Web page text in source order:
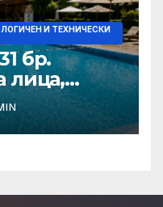
И ТЕХНИЧЕСКИ
бр.
лица,